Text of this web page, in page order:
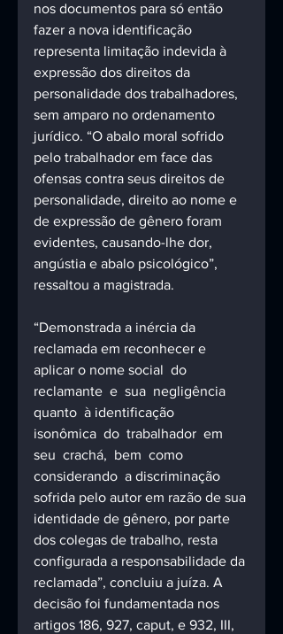
nos documentos para só então
fazer a nova identificação
representa limitação indevida à
expressão dos direitos da
personalidade dos trabalhadores,
sem amparo no ordenamento
jurídico. “O abalo moral sofrido
pelo trabalhador em face das
ofensas contra seus direitos de
personalidade, direito ao nome e
de expressão de gênero foram
evidentes, causando-lhe dor,
angústia e abalo psicológico”,
ressaltou a magistrada.
“Demonstrada a inércia da
reclamada em reconhecer e
aplicar o nome social  do
reclamante  e  sua  negligência
quanto  à identificação
isonômica  do  trabalhador  em
seu  crachá,  bem  como
considerando  a discriminação
sofrida pelo autor em razão de sua
identidade de gênero, por parte
dos colegas de trabalho, resta
configurada a responsabilidade da
reclamada”, concluiu a juíza. A
decisão foi fundamentada nos
artigos 186, 927, caput, e 932, III,